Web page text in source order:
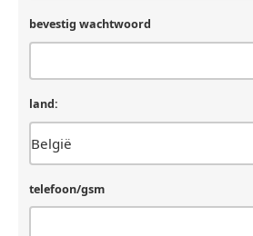
bevestig wachtwoord
land:
telefoon/gsm